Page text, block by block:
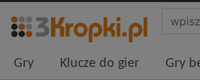
Gry Klucze do gier Gry